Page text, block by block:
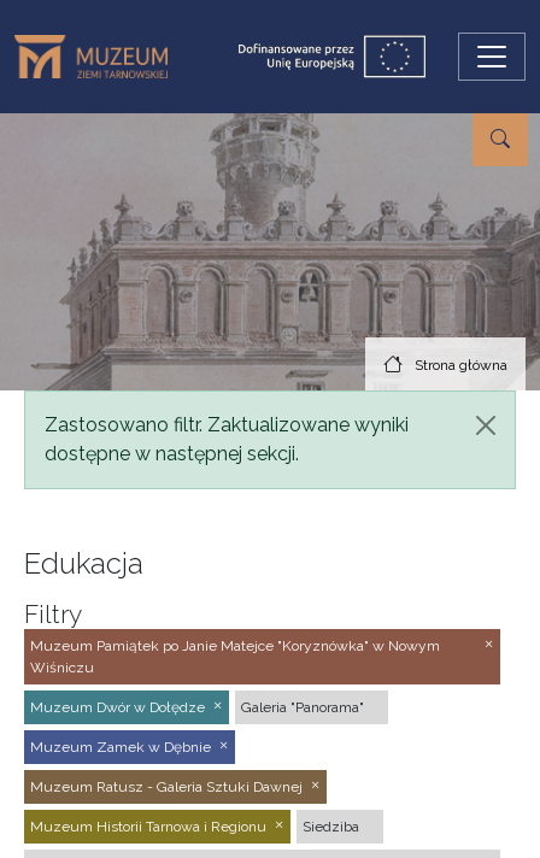
Strona główna
Komunikat
Zastosowano filtr. Zaktualizowane wyniki
dostępne w następnej sekcji.
Edukacja
Filtry
Muzeum Pamiątek po Janie Matejce "Koryznówka" w Nowym
Wiśniczu
Muzeum Dwór w Dołędze Galeria "Panorama"
Muzeum Zamek w Dębnie
Muzeum Ratusz - Galeria Sztuki Dawnej
Muzeum Historii Tarnowa i Regionu Siedziba